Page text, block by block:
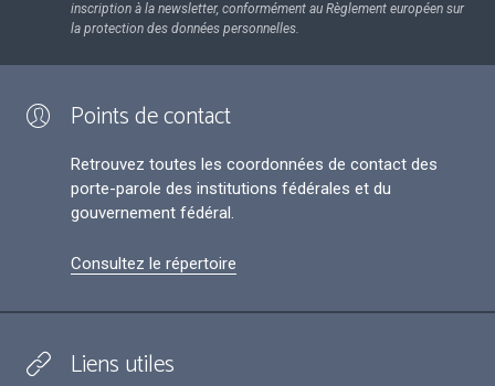
inscription à la newsletter, conformément au Règlement européen sur
la protection des données personnelles.
Points de contact
Retrouvez toutes les coordonnées de contact des
porte-parole des institutions fédérales et du
gouvernement fédéral.
Consultez le répertoire
Liens utiles